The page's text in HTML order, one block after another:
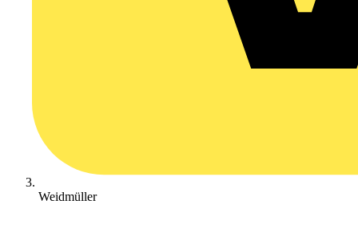
Weidmüller